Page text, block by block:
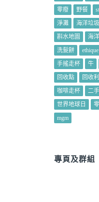
零廢
野餐
淨灘
海洋垃圾
斟水地圖
海洋
洗髮餅
ethique
手搖走杯
牛
回收點
回收
咖啡走杯
二
世界地球日
mgm
專頁及群組